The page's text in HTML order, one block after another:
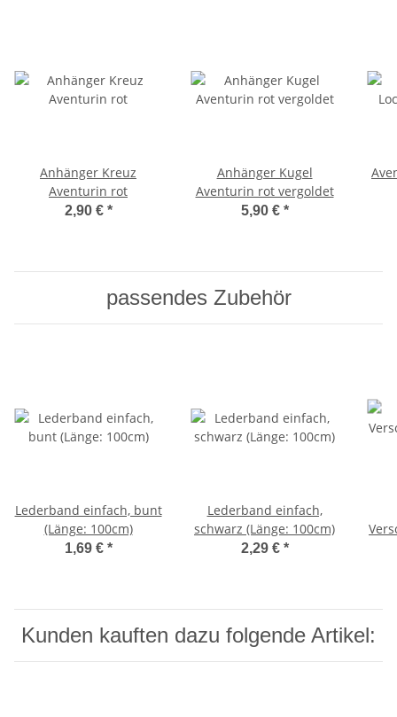
Anhänger Kreuz
Aventurin rot
2,90 € *
Anhänger Kugel
Aventurin rot vergoldet
5,90 € *
passendes Zubehör
Lederband einfach, bunt
(Länge: 100cm)
1,69 € *
Lederband einfach,
schwarz (Länge: 100cm)
2,29 € *
Kunden kauften dazu folgende Artikel: